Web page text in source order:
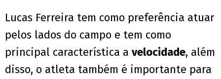
Lucas Ferreira tem como preferência atuar
pelos lados do campo e tem como
principal característica a velocidade, além
disso, o atleta também é importante para